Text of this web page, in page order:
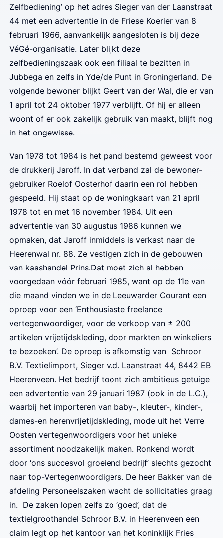
Zelfbediening’ op het adres Sieger van der Laanstraat
44 met een advertentie in de Friese Koerier van 8
februari 1966, aanvankelijk aangesloten is bij deze
VéGé-organisatie. Later blijkt deze
zelfbedieningszaak ook een filiaal te bezitten in
Jubbega en zelfs in Yde/de Punt in Groningerland. De
volgende bewoner blijkt Geert van der Wal, die er van
1 april tot 24 oktober 1977 verblijft. Of hij er alleen
woont of er ook zakelijk gebruik van maakt, blijft nog
in het ongewisse.
Van 1978 tot 1984 is het pand bestemd geweest voor
de drukkerij Jaroff. In dat verband zal de bewoner-
gebruiker Roelof Oosterhof daarin een rol hebben
gespeeld. Hij staat op de woningkaart van 21 april
1978 tot en met 16 november 1984. Uit een
advertentie van 30 augustus 1986 kunnen we
opmaken, dat Jaroff inmiddels is verkast naar de
Heerenwal nr. 88. Ze vestigen zich in de gebouwen
van kaashandel Prins.Dat moet zich al hebben
voorgedaan vóór februari 1985, want op de 11e van
die maand vinden we in de Leeuwarder Courant een
oproep voor een ‘Enthousiaste freelance
vertegenwoordiger, voor de verkoop van ± 200
artikelen vrijetijdskleding, door markten en winkeliers
te bezoeken’. De oproep is afkomstig van Schroor
B.V. Textielimport, Sieger v.d. Laanstraat 44, 8442 EB
Heerenveen. Het bedrijf toont zich ambitieus getuige
een advertentie van 29 januari 1987 (ook in de L.C.),
waarbij het importeren van baby-, kleuter-, kinder-,
dames-en herenvrijetijdskleding, mode uit het Verre
Oosten vertegenwoordigers voor het unieke
assortiment noodzakelijk maken. Ronkend wordt
door ‘ons succesvol groeiend bedrijf’ slechts gezocht
naar top-Vertegenwoordigers. De heer Bakker van de
afdeling Personeelszaken wacht de sollicitaties graag
in. De zaken lopen zelfs zo ‘goed’, dat de
textielgroothandel Schroor B.V. in Heerenveen een
claim legt op het kantoor van het koninklijk Fries